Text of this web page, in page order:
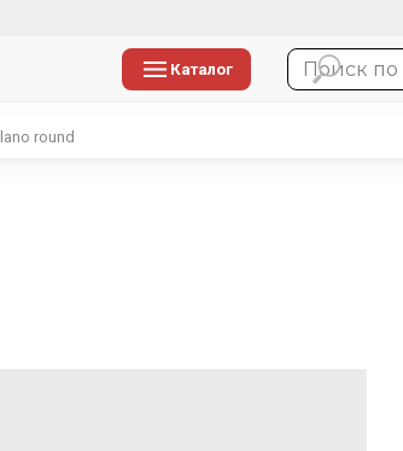
Каталог
round